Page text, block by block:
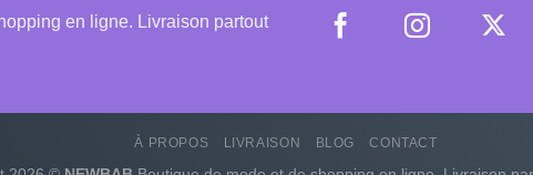
en ligne. Livraison partout
À PROPOS LIVRAISON BLOG CONTACT